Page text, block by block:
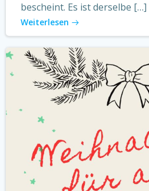
bescheint. Es ist derselbe […]
Weiterlesen